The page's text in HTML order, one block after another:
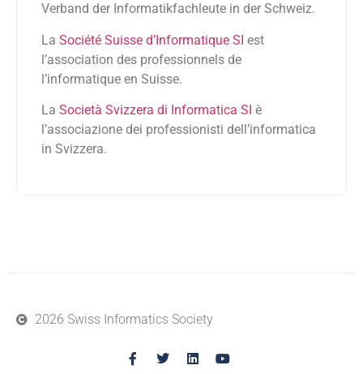
Verband der Informatikfachleute in der Schweiz.
La Société Suisse d’Informatique SI est
l’association des professionnels de
l’informatique en Suisse.
La Società Svizzera di Informatica SI è
l’associazione dei professionisti dell’informatica
in Svizzera.
2026 Swiss Informatics Society